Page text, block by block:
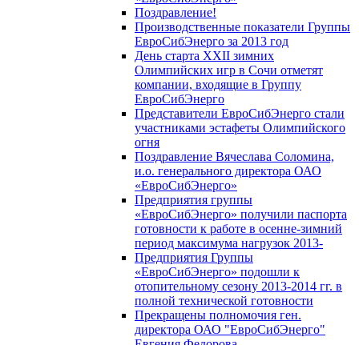
Поздравление!
Производственные показатели Группы
ЕвроСибЭнерго за 2013 год
День старта XXII зимних
Олимпийских игр в Сочи отметят
компании, входящие в Группу
ЕвроСибЭнерго
Представители ЕвроСибЭнерго стали
участниками эстафеты Олимпийского
огня
Поздравление Вячеслава Соломина,
и.о. генерального директора ОАО
«ЕвроСибЭнерго»
Предприятия группы
«ЕвроСибЭнерго» получили паспорта
готовности к работе в осенне-зимний
период максимума нагрузок 2013-
Предприятия Группы
«ЕвроСибЭнерго» подошли к
отопительному сезону 2013-2014 гг. в
полной технической готовности
Прекращены полномочия ген.
директора ОАО "ЕвроСибЭнерго"